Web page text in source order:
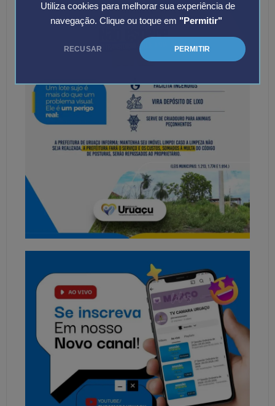
Utiliza cookies para melhorar sua experiência de
navegação. Clique ou toque em "Permitir"
RECUSAR PERMITIR